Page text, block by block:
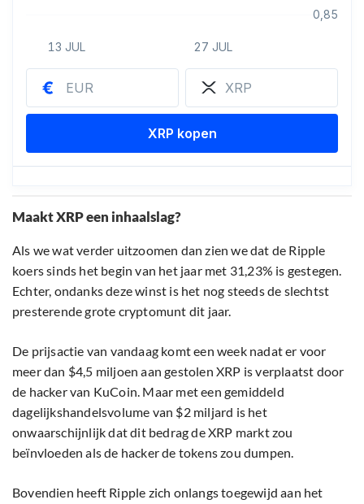
Maakt XRP een inhaalslag?
Als we wat verder uitzoomen dan zien we dat de Ripple
koers sinds het begin van het jaar met 31,23% is gestegen.
Echter, ondanks deze winst is het nog steeds de slechtst
presterende grote cryptomunt dit jaar.
De prijsactie van vandaag komt een week nadat er voor
meer dan $4,5 miljoen aan gestolen XRP is verplaatst door
de hacker van KuCoin. Maar met een gemiddeld
dagelijkshandelsvolume van $2 miljard is het
onwaarschijnlijk dat dit bedrag de XRP markt zou
beïnvloeden als de hacker de tokens zou dumpen.
Bovendien heeft Ripple zich onlangs toegewijd aan het